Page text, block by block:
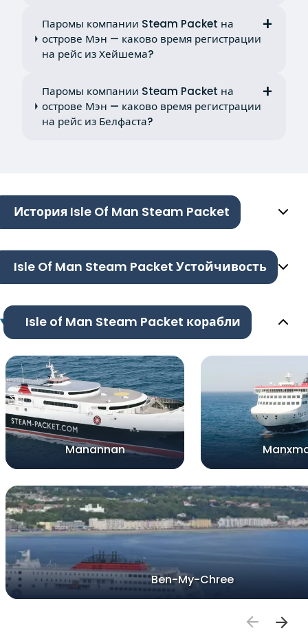
Паромы компании Steam Packet на
острове Мэн — каково время регистрации
на рейс из Хейшема?
Паромы компании Steam Packet на
острове Мэн — каково время регистрации
на рейс из Белфаста?
История Isle Of Man Steam Packet
Isle Of Man Steam Packet Устойчивость
Isle of Man Steam Packet корабли
Manannan
Ben-My-Chree